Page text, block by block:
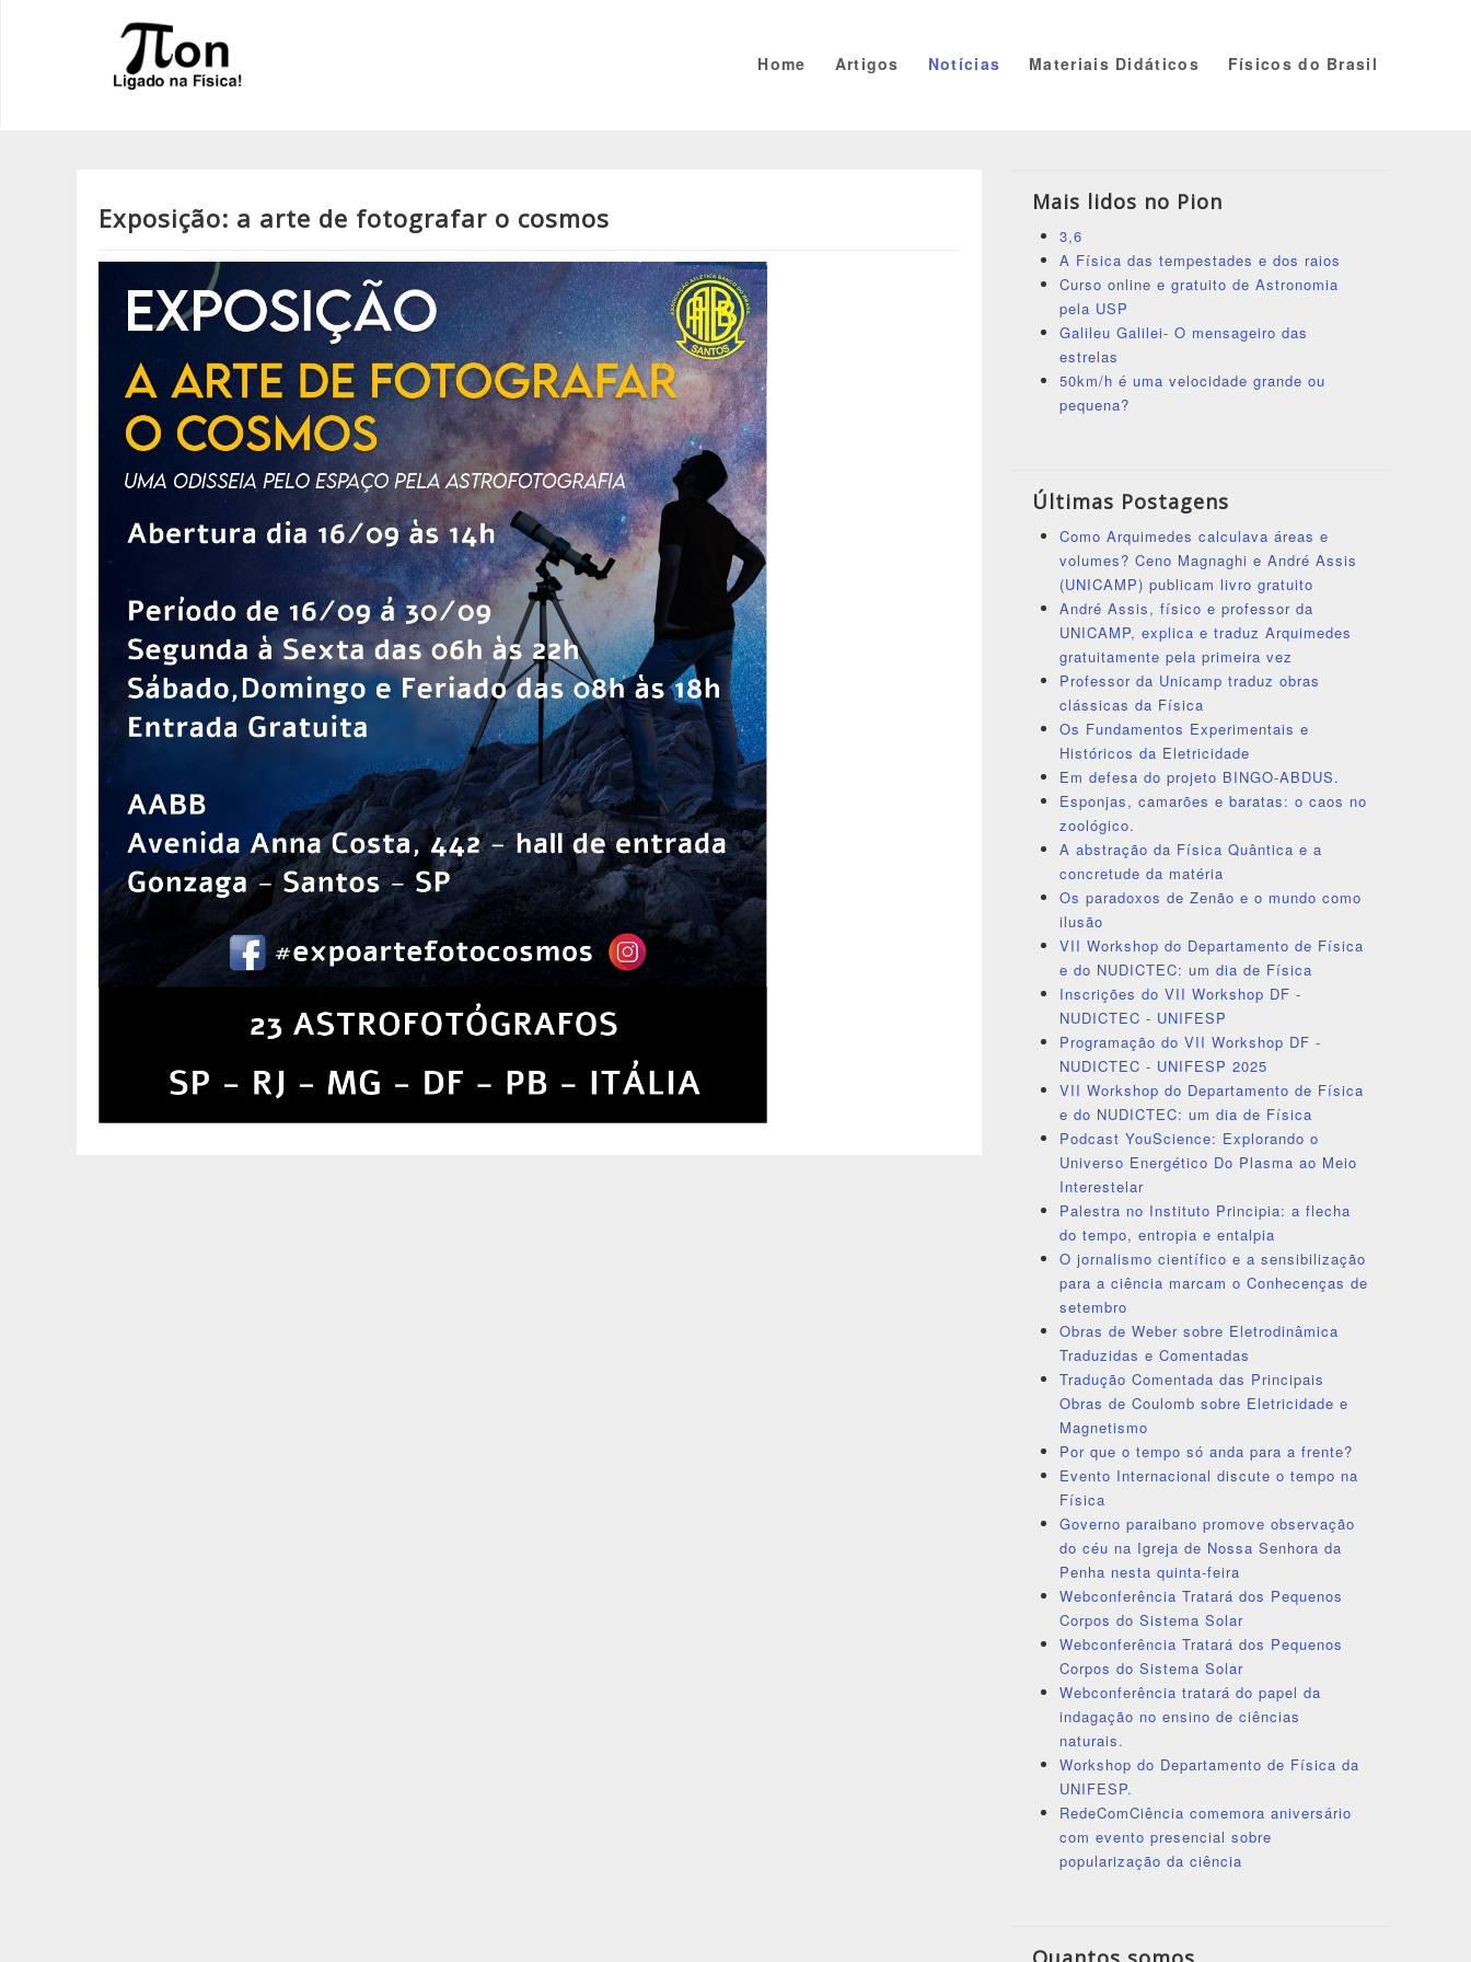
Home Artigos Notícias Materiais Didáticos Físicos do Brasil
Exposição: a arte de fotografar o cosmos Mais lidos no Pion
3,6
A Física das tempestades e dos raios
Curso online e gratuito de Astronomia
pela USP
Galileu Galilei- O mensageiro das
estrelas
50km/h é uma velocidade grande ou
pequena?
Últimas Postagens
Como Arquimedes calculava áreas e
volumes? Ceno Magnaghi e André Assis
(UNICAMP) publicam livro gratuito
André Assis, físico e professor da
UNICAMP, explica e traduz Arquimedes
gratuitamente pela primeira vez
Professor da Unicamp traduz obras
clássicas da Física
Os Fundamentos Experimentais e
Históricos da Eletricidade
Em defesa do projeto BINGO-ABDUS.
Esponjas, camarões e baratas: o caos no
zoológico.
A abstração da Física Quântica e a
concretude da matéria
Os paradoxos de Zenão e o mundo como
ilusão
VII Workshop do Departamento de Física
e do NUDICTEC: um dia de Física
Inscrições do VII Workshop DF -
NUDICTEC - UNIFESP
Programação do VII Workshop DF -
NUDICTEC - UNIFESP 2025
VII Workshop do Departamento de Física
e do NUDICTEC: um dia de Física
Podcast YouScience: Explorando o
Universo Energético Do Plasma ao Meio
Interestelar
Palestra no Instituto Principia: a flecha
do tempo, entropia e entalpia
O jornalismo científico e a sensibilização
para a ciência marcam o Conhecenças de
setembro
Obras de Weber sobre Eletrodinâmica
Traduzidas e Comentadas
Tradução Comentada das Principais
Obras de Coulomb sobre Eletricidade e
Magnetismo
Por que o tempo só anda para a frente?
Evento Internacional discute o tempo na
Física
Governo paraibano promove observação
do céu na Igreja de Nossa Senhora da
Penha nesta quinta-feira
Webconferência Tratará dos Pequenos
Corpos do Sistema Solar
Webconferência Tratará dos Pequenos
Corpos do Sistema Solar
Webconferência tratará do papel da
indagação no ensino de ciências
naturais.
Workshop do Departamento de Física da
UNIFESP.
RedeComCiência comemora aniversário
com evento presencial sobre
popularização da ciência